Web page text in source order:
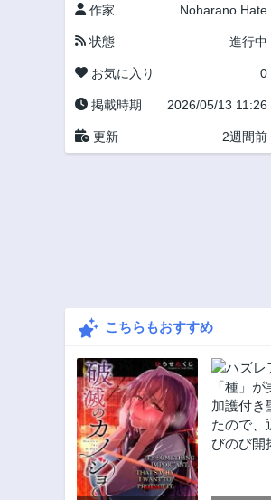
作家 Noharano Hate
状態 進行中
お気に入り 0
掲載時期 2026/05/13 11:26
更新 2週間前
こちらもおすすめ